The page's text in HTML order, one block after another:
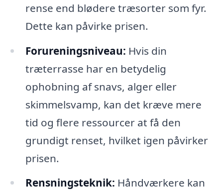
rense end blødere træsorter som fyr.
Dette kan påvirke prisen.
Forureningsniveau: Hvis din
træterrasse har en betydelig
ophobning af snavs, alger eller
skimmelsvamp, kan det kræve mere
tid og flere ressourcer at få den
grundigt renset, hvilket igen påvirker
prisen.
Rensningsteknik: Håndværkere kan